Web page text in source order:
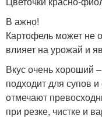
В ажно!
Картофель может не
влияет на урожай и
Вкус очень хороший
подходит для супов
отмечают
при резке, чистке и